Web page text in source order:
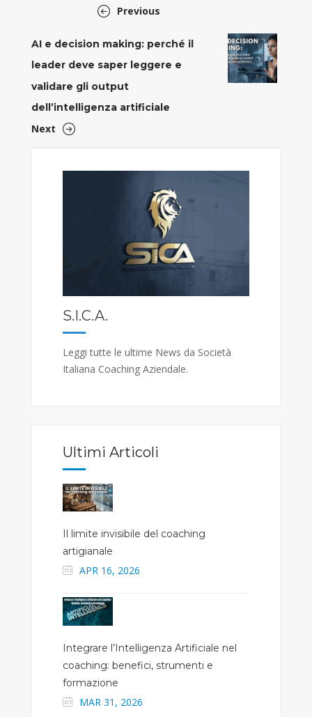
Previous
AI e decision making: perché il
leader deve saper leggere e
validare gli output
dell’intelligenza artificiale
Next
S.I.C.A.
Leggi tutte le ultime News da Società
Italiana Coaching Aziendale.
Ultimi Articoli
Il limite invisibile del coaching
artigianale
APR 16, 2026
Integrare l’Intelligenza Artificiale nel
coaching: benefici, strumenti e
formazione
MAR 31, 2026